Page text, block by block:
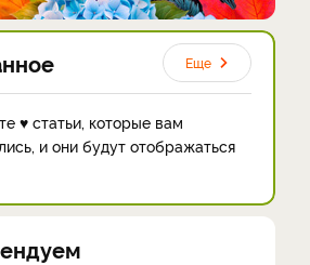
Еще
♥ статьи, которые вам
и они будут отображаться